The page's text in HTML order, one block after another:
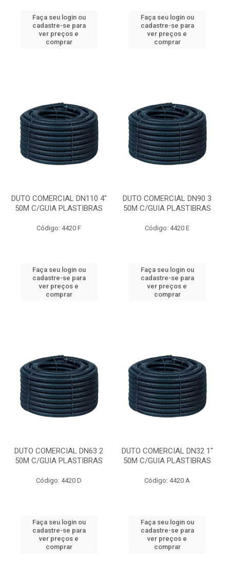
Faça seu login ou
cadastre-se para
ver preços e
comprar
Faça seu login ou
cadastre-se para
ver preços e
comprar
DUTO COMERCIAL DN110 4"
50M C/GUIA PLASTIBRAS
Código: 4420 F
Faça seu login ou
cadastre-se para
ver preços e
comprar
DUTO COMERCIAL DN90 3
50M C/GUIA PLASTIBRAS
Código: 4420 E
Faça seu login ou
cadastre-se para
ver preços e
comprar
DUTO COMERCIAL DN63 2
50M C/GUIA PLASTIBRAS
Código: 4420 D
Faça seu login ou
cadastre-se para
ver preços e
comprar
DUTO COMERCIAL DN32 1"
50M C/GUIA PLASTIBRAS
Código: 4420 A
Faça seu login ou
cadastre-se para
ver preços e
comprar